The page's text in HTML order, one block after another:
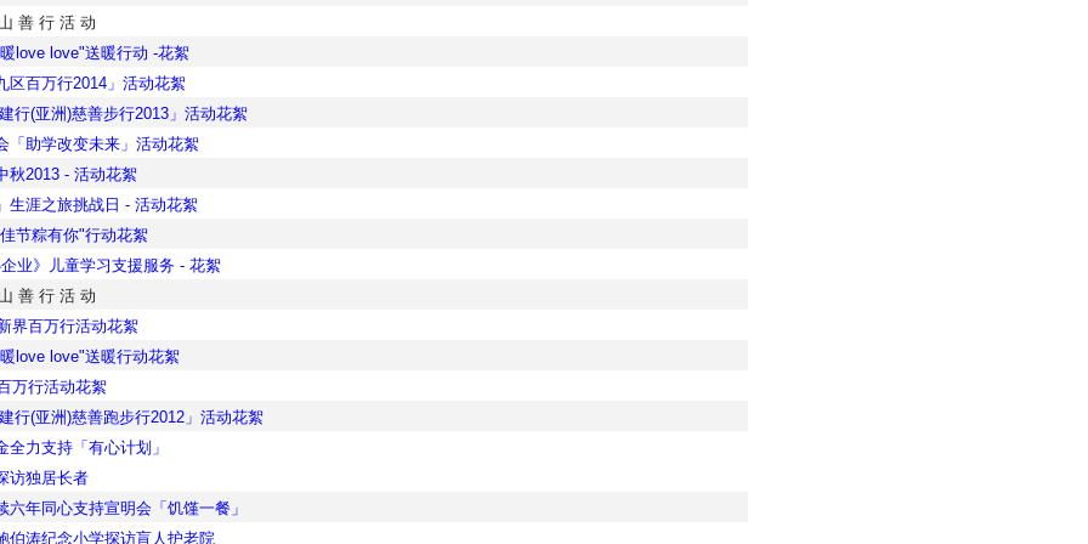
善 行 活 动
love love"送暖行动 -花絮
区百万行2014」活动花絮
行(亚洲)慈善步行2013」活动花絮
「助学改变未来」活动花絮
秋2013 - 活动花絮
生涯之旅挑战日 - 活动花絮
节粽有你"行动花絮
业》儿童学习支援服务 - 花絮
善 行 活 动
界百万行活动花絮
love love"送暖行动花絮
万行活动花絮
行(亚洲)慈善跑步行2012」活动花絮
全力支持「有心计划」
访独居长者
六年同心支持宣明会「饥馑一餐」
伯涛纪念小学探访盲人护老院